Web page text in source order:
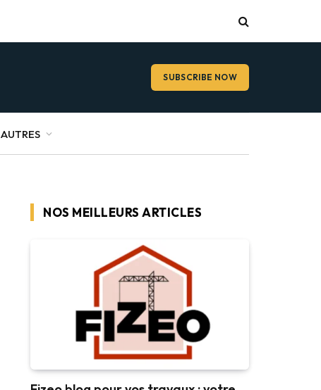
SUBSCRIBE NOW
AUTRES
NOS MEILLEURS ARTICLES